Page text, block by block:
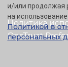
Политика
OneTrust
и/или продолжая
на
Политикой в
персональных